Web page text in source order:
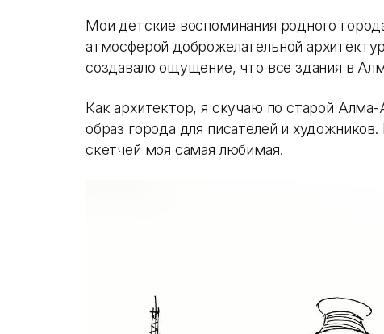
Мои детские воспоминания родного
атмосферой доброжелательной
создавало ощущение, что все здания в
Как архитектор, я скучаю по старой
образ города для писателей и
скетчей моя самая любимая.